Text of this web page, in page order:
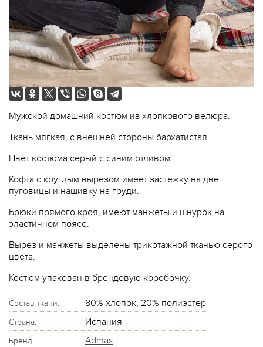
Мужской домашний костюм из хлопкового велюра.
Ткань мягкая, с внешней стороны бархатистая.
Цвет костюма серый с синим отливом.
Кофта с круглым вырезом имеет застежку на две
пуговицы и нашивку на груди.
Брюки прямого кроя, имеют манжеты и шнурок на
эластичном поясе.
Вырез и манжеты выделены трикотажной тканью серого
цвета.
Костюм упакован в брендовую коробочку.
Состав ткани: 80% хлопок, 20% полиэстер
Страна: Испания
Бренд: Admas